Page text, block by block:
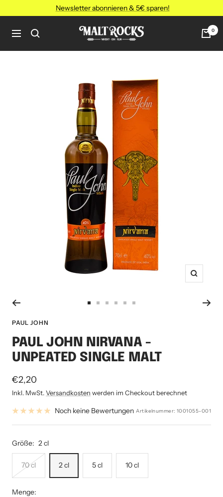
zum
Inhalt
Newsletter abonnieren & 5€ sparen!
Navigation
MALT
ROCKS
0
Zoom
gehengehen
gehengehengehengehen
PAUL JOHN
PAUL JOHN NIRVANA -
UNPEATED SINGLE MALT
Angebotspreis
€2,20
Inkl. MwSt.Versandkosten werden im Checkout berechnet
Noch keine Bewertungen Artikelnummer:1001055-001
Größe: 2 cl
70 cl 2 cl 5 cl 10 cl
Menge: